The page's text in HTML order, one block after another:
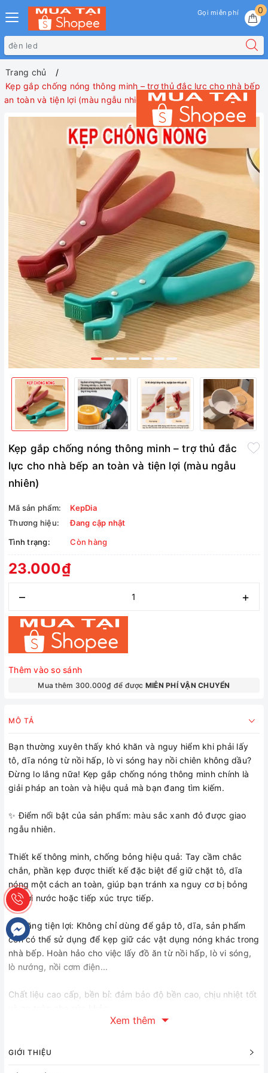
0
Gọi miễn phí
Trang chủ
Kẹp gắp chống nóng thông minh – trợ thủ đắc lực cho nhà bếp
an toàn và tiện lợi (màu ngẫu nhiên)
Kẹp gắp chống nóng thông minh – trợ thủ đắc
lực cho nhà bếp an toàn và tiện lợi (màu ngẫu
nhiên)
Mã sản phẩm:
KepDia
Thương hiệu:
Đang cập nhật
Tình trạng:
Còn hàng
23.000₫
– +
Thêm vào so sánh
Mua thêm 300.000₫ để được MIỄN PHÍ VẬN CHUYỂN
MÔ TẢ
Bạn thường xuyên thấy khó khăn và nguy hiểm khi phải lấy
tô, dĩa nóng từ nồi hấp, lò vi sóng hay nồi chiên không dầu?
Đừng lo lắng nữa! Kẹp gắp chống nóng thông minh chính là
giải pháp an toàn và hiệu quả mà bạn đang tìm kiếm.
✨ Điểm nổi bật của sản phẩm: màu sắc xanh đỏ được giao
ngẫu nhiên.
Thiết kế thông minh, chống bỏng hiệu quả: Tay cầm chắc
chắn, phần kẹp được thiết kế đặc biệt để giữ chặt tô, dĩa
nóng một cách an toàn, giúp bạn tránh xa nguy cơ bị bỏng
do hơi nước hoặc tiếp xúc trực tiếp.
Đa năng tiện lợi: Không chỉ dùng để gắp tô, dĩa, sản phẩm
còn có thể sử dụng để kẹp giữ các vật dụng nóng khác trong
nhà bếp. Hoàn hảo cho việc lấy đồ ăn từ nồi hấp, lò vi sóng,
lò nướng, nồi cơm điện...
Chất liệu cao cấp, bền bỉ: đảm bảo độ bền cao, chịu nhiệt tốt
có thể gắp giữ đồ vật một cách chắc chắn.
Xem thêm
GIỚI THIỆU